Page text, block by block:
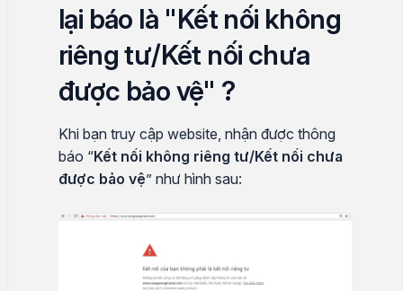
lại báo là "Kết nối không
riêng tư/Kết nối chưa
được bảo vệ" ?
Khi bạn truy cập website, nhận được thông
báo “Kết nối không riêng tư/Kết nối chưa
được bảo vệ” như hình sau: